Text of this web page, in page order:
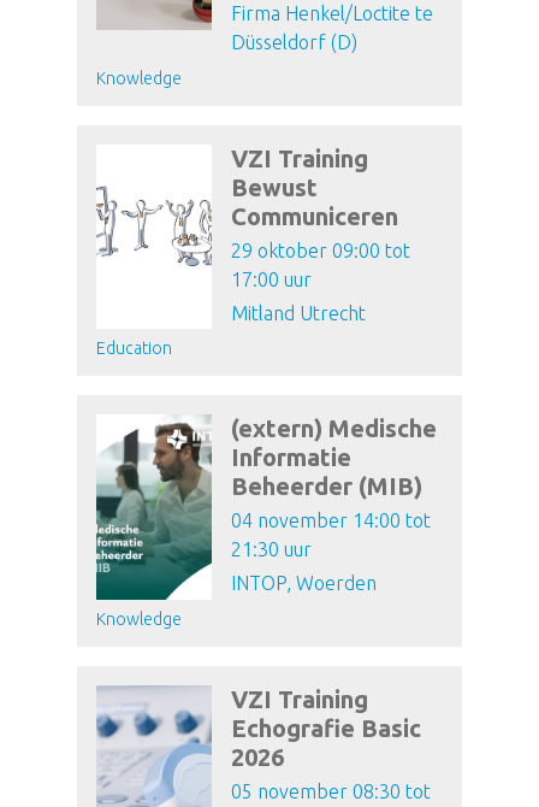
Firma Henkel/Loctite te
Düsseldorf (D)
Knowledge
VZI Training
Bewust
Communiceren
29 oktober 09:00 tot
17:00 uur
Mitland Utrecht
Education
(extern) Medische
Informatie
Beheerder (MIB)
04 november 14:00 tot
21:30 uur
INTOP, Woerden
Knowledge
VZI Training
Echografie Basic
2026
05 november 08:30 tot